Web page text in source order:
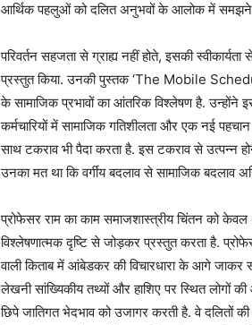
आर्थिक पहलुओं को दलित अनुभवों के आलोक में समझने
परिवर्तन सहजता से ग्राह्य नहीं होते, इसकी
प्रस्तुत किया. उनकी पुस्तक ‘The Mobile
के सामाजिक प्रभावों का आंतरिक विश्लेषण है. उन्होंने
कर्मचारियों में सामाजिक गतिशीलता और एक नई
साथ टकराव भी पैदा करता है. इस टकराव से उत्पन्न
उनका मत था कि वर्गीय बदलाव से सामाजिक बदलाव
प्रोफेसर राम का काम समाजशास्त्रीय चिंतन को
विश्लेषणात्मक दृष्टि से जोड़कर प्रस्तुत करता है.
वाली किताब में आंबेडकर की विचारधारा के आगे जाकर
लेखनी सांख्यिकीय तथ्यों और हाशिए पर स्थित लोगों
छिपे जातिगत भेदभाव को उजागर करती है. वे दलितों